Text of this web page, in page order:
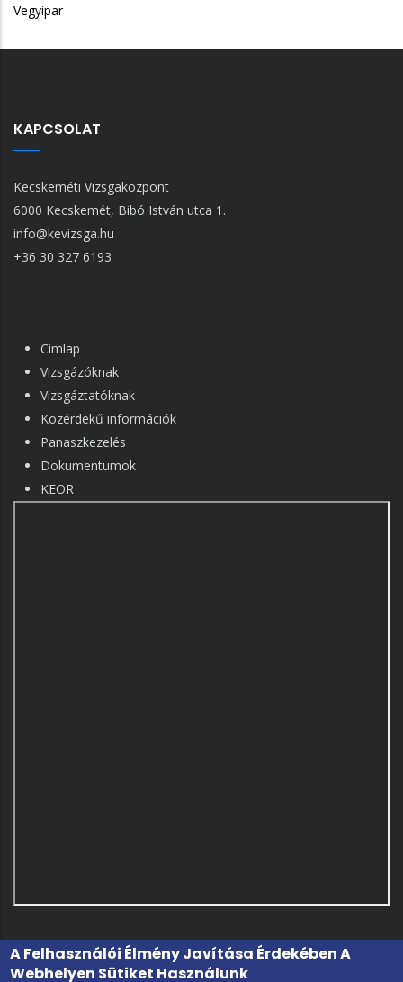
Vegyipar
KAPCSOLAT
Kecskeméti Vizsgaközpont
6000 Kecskemét, Bibó István utca 1.
info@kevizsga.hu
+36 30 327 6193
FŐ
NAVIGÁCIÓ
Címlap
Vizsgázóknak
Vizsgáztatóknak
Közérdekű információk
Panaszkezelés
Dokumentumok
KEOR
A Felhasználói Élmény Javítása Érdekében A
Webhelyen Sütiket Használunk